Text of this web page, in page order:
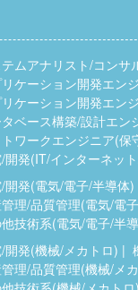
ムアナリスト/コンサ
ケーション開発エン
ケーション開発エン
ベース構築/設計エン
ワークエンジニア(保
開発(IT/インターネッ
開発(電気/電子/半導体)
理/品質管理(電気/電
技術系(電気/電子/半
開発(機械/メカトロ)
理/品質管理(機械/メ